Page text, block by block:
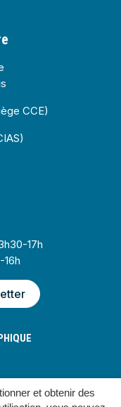
et obtenir des
CCE)
17h
16h